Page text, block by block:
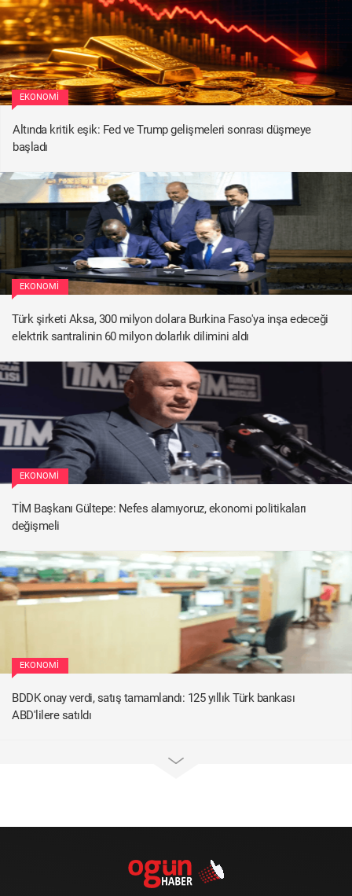
EKONOMI
Altında kritik eşik: Fed ve Trump gelişmeleri sonrası düşmeye
başladı
EKONOMI
Türk şirketi Aksa, 300 milyon dolara Burkina Faso'ya inşa edeceği
elektrik santralinin 60 milyon dolarlık dilimini aldı
EKONOMI
TİM Başkanı Gültepe: Nefes alamıyoruz, ekonomi politikaları
değişmeli
EKONOMI
BDDK onay verdi, satış tamamlandı: 125 yıllık Türk bankası
ABD'lilere satıldı